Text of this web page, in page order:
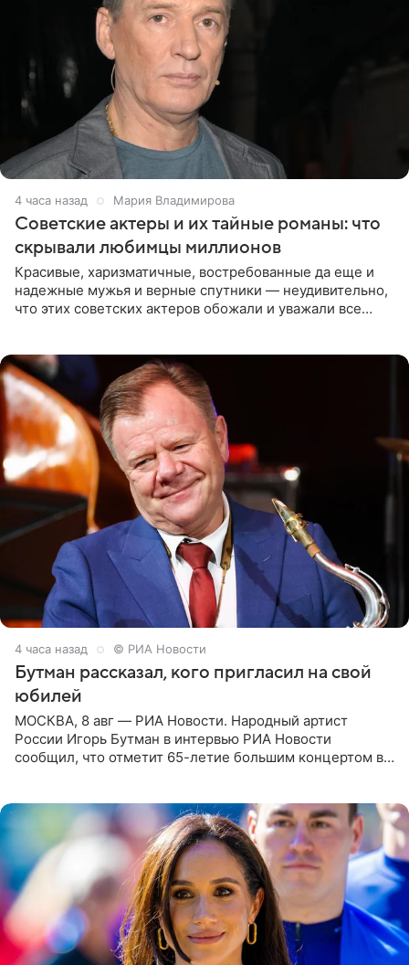
4 часа назад Мария Владимирова
Советские актеры и их тайные романы: что
скрывали любимцы миллионов
Красивые, харизматичные, востребованные да еще и
надежные мужья и верные спутники — неудивительно,
что этих советских актеров обожали и уважали все
4 часа назад © РИА Новости
Бутман рассказал, кого пригласил на свой
юбилей
МОСКВА, 8 авг — РИА Новости. Народный артист
России Игорь Бутман в интервью РИА Новости
сообщил, что отметит 65-летие большим концертом в